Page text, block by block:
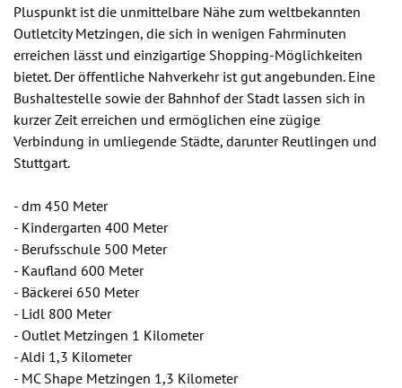
Pluspunkt ist die unmittelbare Nähe zum weltbekannten
Outletcity Metzingen, die sich in wenigen Fahrminuten
erreichen lässt und einzigartige Shopping-Möglichkeiten
bietet. Der öffentliche Nahverkehr ist gut angebunden. Eine
Bushaltestelle sowie der Bahnhof der Stadt lassen sich in
kurzer Zeit erreichen und ermöglichen eine zügige
Verbindung in umliegende Städte, darunter Reutlingen und
Stuttgart.
- dm 450 Meter
- Kindergarten 400 Meter
- Berufsschule 500 Meter
- Kaufland 600 Meter
- Bäckerei 650 Meter
- Lidl 800 Meter
- Outlet Metzingen 1 Kilometer
- Aldi 1,3 Kilometer
- MC Shape Metzingen 1,3 Kilometer